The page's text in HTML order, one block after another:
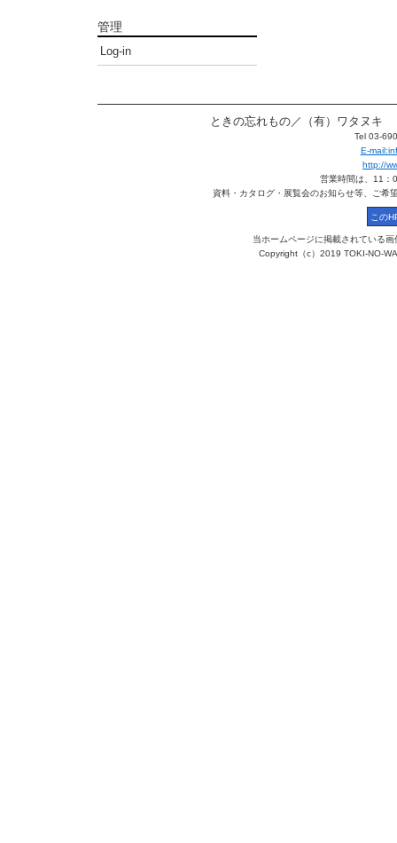
管理
Log-in
ときの忘れもの／（有）ワタヌキ
Tel 03-
E-
http://
営業時間は、11：
資料・カタログ・展覧会のお知らせ等、ご希
当ホームページに掲載されている
Copyright（c）2019 TOKI-NO-